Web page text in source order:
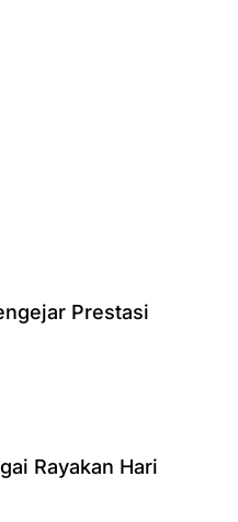
Prestasi
Rayakan Hari